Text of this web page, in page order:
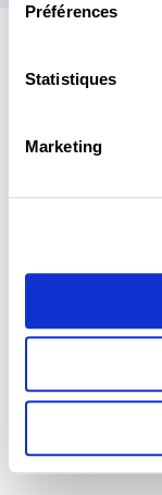
Préférences
Statistiques
Marketing